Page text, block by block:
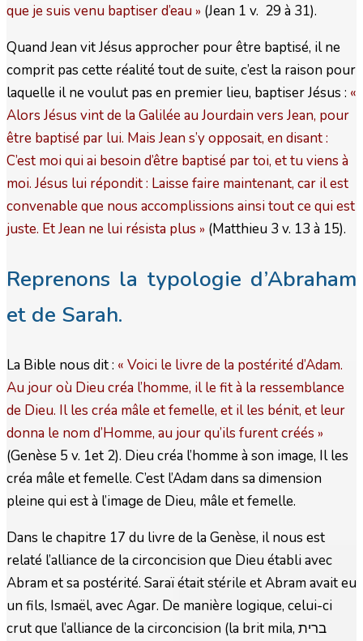
que je suis venu baptiser d’eau » (Jean 1 v. 29 à 31).
Quand Jean vit Jésus approcher pour être baptisé, il ne
comprit pas cette réalité tout de suite, c’est la raison pour
laquelle il ne voulut pas en premier lieu, baptiser Jésus : «
Alors Jésus vint de la Galilée au Jourdain vers Jean, pour
être baptisé par lui. Mais Jean s’y opposait, en disant :
C’est moi qui ai besoin d’être baptisé par toi, et tu viens à
moi. Jésus lui répondit : Laisse faire maintenant, car il est
convenable que nous accomplissions ainsi tout ce qui est
juste. Et Jean ne lui résista plus » (Matthieu 3 v. 13 à 15).
Reprenons la typologie d’Abraham
et de Sarah.
La Bible nous dit : « Voici le livre de la postérité d’Adam.
Au jour où Dieu créa l’homme, il le fit à la ressemblance
de Dieu. Il les créa mâle et femelle, et il les bénit, et leur
donna le nom d’Homme, au jour qu’ils furent créés »
(Genèse 5 v. 1et 2). Dieu créa l’homme à son image, Il les
créa mâle et femelle. C’est l’Adam dans sa dimension
pleine qui est à l’image de Dieu, mâle et femelle.
Dans le chapitre 17 du livre de la Genèse, il nous est
relaté l’alliance de la circoncision que Dieu établi avec
Abram et sa postérité. Saraï était stérile et Abram avait eu
un fils, Ismaël, avec Agar. De manière logique, celui-ci
crut que l’alliance de la circoncision (la brit mila, ברית